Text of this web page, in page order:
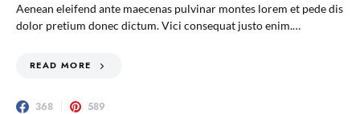
Aenean eleifend ante maecenas pulvinar montes lorem et pede dis
dolor pretium donec dictum. Vici consequat justo enim.…
READ MORE
368 589